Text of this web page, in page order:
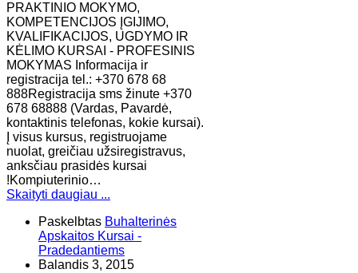
PRAKTINIO MOKYMO,
KOMPETENCIJOS ĮGIJIMO,
KVALIFIKACIJOS, UGDYMO IR
KĖLIMO KURSAI - PROFESINIS
MOKYMAS Informacija ir
registracija tel.: +370 678 68
888Registracija sms žinute +370
678 68888 (Vardas, Pavardė,
kontaktinis telefonas, kokie kursai).
Į visus kursus, registruojame
nuolat, greičiau užsiregistravus,
anksčiau prasidės kursai
!Kompiuterinio…
Skaityti daugiau ...
Paskelbtas Buhalterinės
Apskaitos Kursai -
Pradedantiems
Balandis 3, 2015